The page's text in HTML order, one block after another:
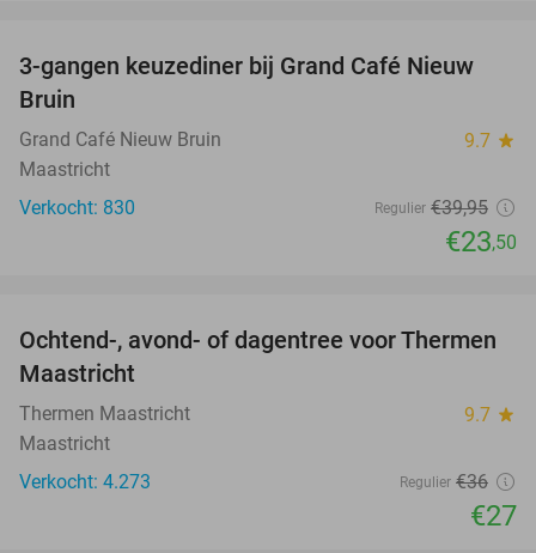
41%
3-gangen keuzediner bij Grand Café Nieuw
Bruin
Grand Café Nieuw Bruin 9.7 star
Maastricht
Verkocht: 830
Regulier €39,95
€23,50
25%
Ochtend-, avond- of dagentree voor Thermen
Maastricht
Thermen Maastricht 9.7 star
Maastricht
Verkocht: 4.273
Regulier €36
€27